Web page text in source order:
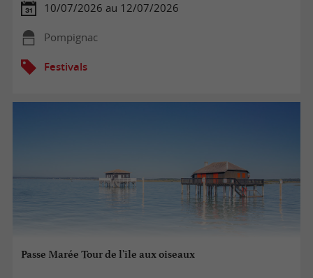
10/07/2026 au 12/07/2026
Pompignac
Festivals
Passe Marée Tour de l'île aux oiseaux